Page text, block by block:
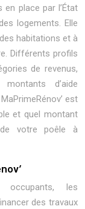
en place par l’État
logements. Elle
habitations et à
Différents profils
de revenus,
d’aide
est
et quel montant
votre poêle à
occupants, les
des travaux